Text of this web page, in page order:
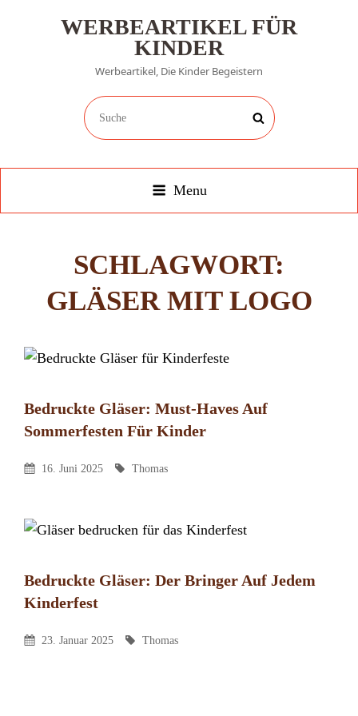
WERBEARTIKEL FÜR
KINDER
Werbeartikel, Die Kinder Begeistern
Search
for:
Search
Menu
SCHLAGWORT:
GLÄSER MIT LOGO
Bedruckte Gläser: Must-Haves Auf
Sommerfesten Für Kinder
By
Posted
16. Juni 2025 By
Thomas
Bedruckte Gläser: Der Bringer Auf Jedem
Kinderfest
By
2 Kommentare
Posted
23. Januar 2025 By
Thomas